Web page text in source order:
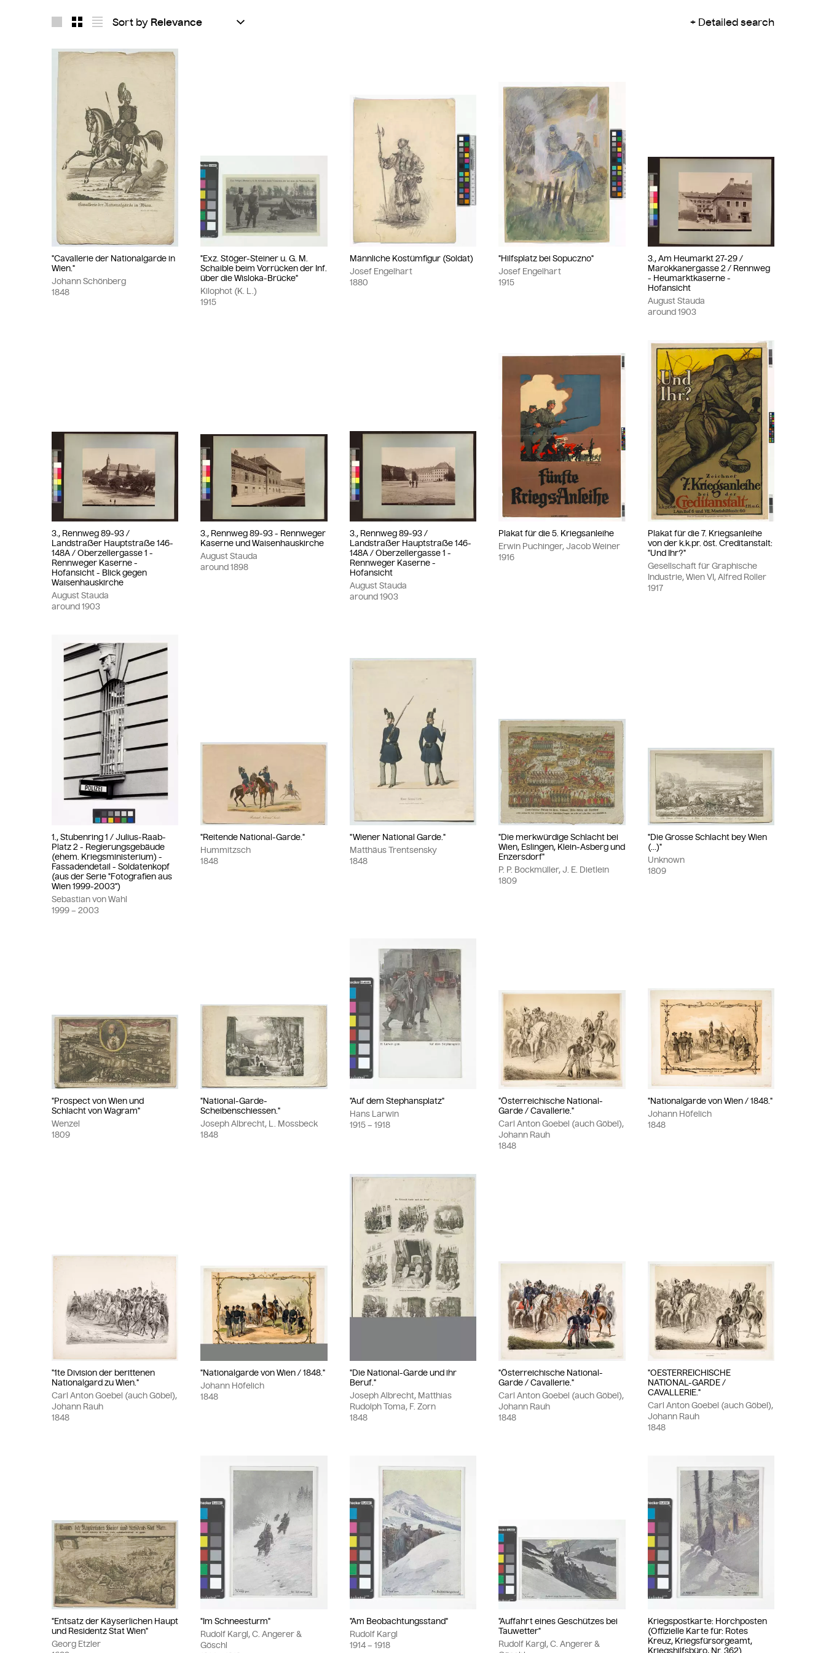
Layout 1Layout 2Layout 3
Sort by Detailed search
"Cavallerie der Nationalgarde in
Wien."
Johann Schönberg
1848
"Exz. Stöger-Steiner u. G. M.
Schaible beim Vorrücken der Inf.
über die Wisloka-Brücke"
Kilophot (K. L.)
1915
Männliche Kostümfigur (Soldat)
Josef Engelhart
1880
"Hilfsplatz bei Sopuczno"
Josef Engelhart
1915
3., Am Heumarkt 27-29 /
Marokkanergasse 2 / Rennweg
- Heumarktkaserne -
Hofansicht
August Stauda
around1903
3., Rennweg 89-93 /
Landstraßer Hauptstraße 146-
148A / Oberzellergasse 1 -
Rennweger Kaserne -
Hofansicht - Blick gegen
Waisenhauskirche
August Stauda
around1903
3., Rennweg 89-93 - Rennweger
Kaserne und Waisenhauskirche
August Stauda
around1898
3., Rennweg 89-93 /
Landstraßer Hauptstraße 146-
148A / Oberzellergasse 1 -
Rennweger Kaserne -
Hofansicht
August Stauda
around1903
Plakat für die 5. Kriegsanleihe
Erwin Puchinger, Jacob Weiner
1916
Plakat für die 7. Kriegsanleihe
von der k.k.pr. öst. Creditanstalt:
"Und Ihr?"
Gesellschaft für Graphische
Industrie, Wien VI, Alfred Roller
1917
1., Stubenring 1 / Julius-Raab-
Platz 2 - Regierungsgebäude
(ehem. Kriegsministerium) -
Fassadendetail - Soldatenkopf
(aus der Serie "Fotografien aus
Wien 1999-2003")
Sebastian von Wahl
1999– 2003
"Reitende National-Garde."
Hummitzsch
1848
"Wiener National Garde."
Matthäus Trentsensky
1848
"Die merkwürdige Schlacht bei
Wien, Eslingen, Klein-Asberg und
Enzersdorf"
P. P. Bockmüller, J. E. Dietlein
1809
"Die Grosse Schlacht bey Wien
(...)"
Unknown
1809
"Prospect von Wien und
Schlacht von Wagram"
Wenzel
1809
"National-Garde-
Scheibenschiessen."
Joseph Albrecht, L. Mossbeck
1848
"Auf dem Stephansplatz"
Hans Larwin
1915– 1918
"Österreichische National-
Garde / Cavallerie."
Carl Anton Goebel (auch Göbel),
Johann Rauh
1848
"Nationalgarde von Wien / 1848."
Johann Höfelich
1848
"1te Division der berittenen
Nationalgard zu Wien."
Carl Anton Goebel (auch Göbel),
Johann Rauh
1848
"Nationalgarde von Wien / 1848."
Johann Höfelich
1848
"Die National-Garde und ihr
Beruf."
Joseph Albrecht, Matthias
Rudolph Toma, F. Zorn
1848
"Österreichische National-
Garde / Cavallerie."
Carl Anton Goebel (auch Göbel),
Johann Rauh
1848
"OESTERREICHISCHE
NATIONAL-GARDE /
CAVALLERIE."
Carl Anton Goebel (auch Göbel),
Johann Rauh
1848
"Entsatz der Käyserlichen Haupt
und Residentz Stat Wien"
Georg Etzler
"Im Schneesturm"
Rudolf Kargl, C. Angerer &
Göschl
"Am Beobachtungsstand"
Rudolf Kargl
1914– 1918
"Auffahrt eines Geschützes bei
Tauwetter"
Rudolf Kargl, C. Angerer &
Kriegspostkarte: Horchposten
(Offizielle Karte für: Rotes
Kreuz, Kriegsfürsorgeamt,
Kriegshilfsbüro, Nr. 362)